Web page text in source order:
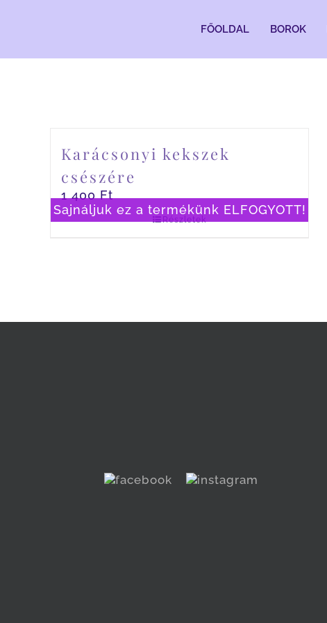
FŐOLDAL BOROK
Sajnáljuk ez a termékünk ELFOGYOTT!
Karácsonyi kekszek
csészére
1 400Ft
Részletek